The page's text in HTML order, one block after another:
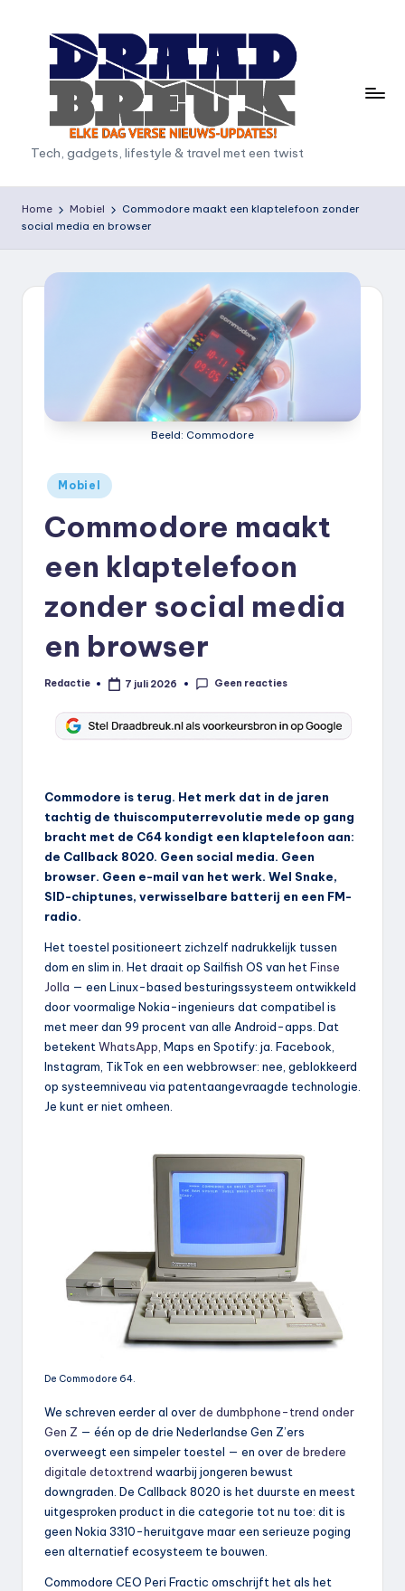
D
r
a
a
Tech, gadgets, lifestyle & travel met een twist
Home Mobiel
Commodore maakt een klaptelefoon zonder
social media en browser
Beeld: Commodore
Geplaatst
in
Mobiel
Commodore maakt
een klaptelefoon
zonder social media
en browser
Geplaatst
Redactie 7 juli 2026 Geen reacties
Commodore is terug. Het merk dat in de jaren
tachtig de thuiscomputerrevolutie mede op gang
bracht met de C64 kondigt een klaptelefoon aan:
de Callback 8020. Geen social media. Geen
browser. Geen e-mail van het werk. Wel Snake,
SID-chiptunes, verwisselbare batterij en een FM-
radio.
Het toestel positioneert zichzelf nadrukkelijk tussen
dom en slim in. Het draait op Sailfish OS van hetFinse
Jolla — een Linux-based besturingssysteem ontwikkeld
door voormalige Nokia-ingenieurs dat compatibel is
met meer dan 99 procent van alle Android-apps. Dat
betekentWhatsApp, Maps en Spotify: ja. Facebook,
Instagram, TikTok en een webbrowser: nee, geblokkeerd
op systeemniveau via patentaangevraagde technologie.
Je kunt er niet omheen.
De Commodore 64.
We schreven eerder al overde dumbphone-trend onder
Gen Z — één op de drie Nederlandse Gen Z’ers
overweegt een simpeler toestel — en overde bredere
digitale detoxtrend waarbij jongeren bewust
downgraden. De Callback 8020 is het duurste en meest
uitgesproken product in die categorie tot nu toe: dit is
geen Nokia 3310-heruitgave maar een serieuze poging
een alternatief ecosysteem te bouwen.
Commodore CEO Peri Fractic omschrijft het als het